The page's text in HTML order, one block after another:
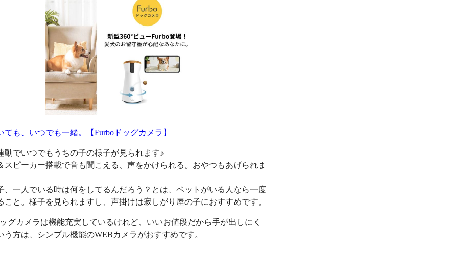
ても、いつでも一緒。【Furboドッグカメラ】
動でいつでもうちの子の様子が見られます♪
スピーカー搭載で音も聞こえる、声をかけられる。おやつもあげられま
、一人でいる時は何をしてるんだろう？とは、ペットがいる人なら一度
こと。様子を見られますし、声掛けは寂しがり屋の子におすすめです。
グカメラは機能充実しているけれど、いいお値段だから手が出しにく
方は、シンプル機能のWEBカメラがおすすめです。